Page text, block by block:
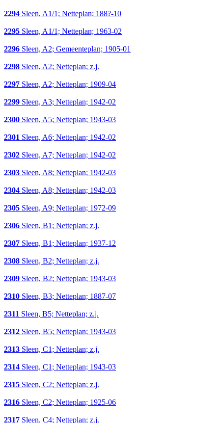
2294 Sleen, A1/1; Netteplan; 188?-10
2295 Sleen, A1/1; Netteplan; 1963-02
2296 Sleen, A2; Gemeenteplan; 1905-01
2298 Sleen, A2; Netteplan; z.j.
2297 Sleen, A2; Netteplan; 1909-04
2299 Sleen, A3; Netteplan; 1942-02
2300 Sleen, A5; Netteplan; 1943-03
2301 Sleen, A6; Netteplan; 1942-02
2302 Sleen, A7; Netteplan; 1942-02
2303 Sleen, A8; Netteplan; 1942-03
2304 Sleen, A8; Netteplan; 1942-03
2305 Sleen, A9; Netteplan; 1972-09
2306 Sleen, B1; Netteplan; z.j.
2307 Sleen, B1; Netteplan; 1937-12
2308 Sleen, B2; Netteplan; z.j.
2309 Sleen, B2; Netteplan; 1943-03
2310 Sleen, B3; Netteplan; 1887-07
2311 Sleen, B5; Netteplan; z.j.
2312 Sleen, B5; Netteplan; 1943-03
2313 Sleen, C1; Netteplan; z.j.
2314 Sleen, C1; Netteplan; 1943-03
2315 Sleen, C2; Netteplan; z.j.
2316 Sleen, C2; Netteplan; 1925-06
2317 Sleen, C4; Netteplan; z.j.